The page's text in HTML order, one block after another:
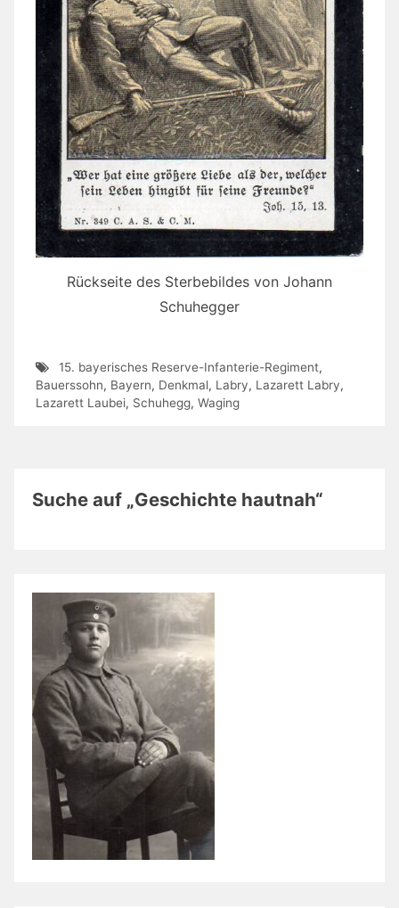
Rückseite des Sterbebildes von Johann
Schuhegger
15. bayerisches Reserve-Infanterie-Regiment,
Bauerssohn, Bayern, Denkmal, Labry, Lazarett Labry,
Lazarett Laubei, Schuhegg, Waging
Suche auf „Geschichte hautnah“